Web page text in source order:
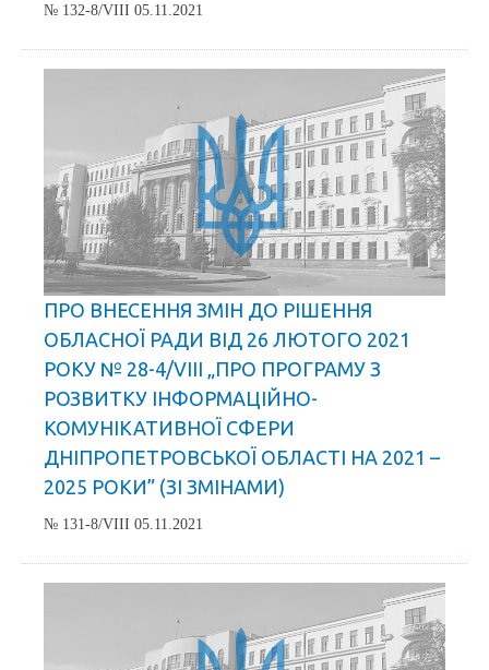
№ 132-8/VIII 05.11.2021
ПРО ВНЕСЕННЯ ЗМІН ДО РІШЕННЯ
ОБЛАСНОЇ РАДИ ВІД 26 ЛЮТОГО 2021
РОКУ № 28-4/VIII „ПРО ПРОГРАМУ З
РОЗВИТКУ ІНФОРМАЦІЙНО-
КОМУНІКАТИВНОЇ СФЕРИ
ДНІПРОПЕТРОВСЬКОЇ ОБЛАСТІ НА 2021 –
2025 РОКИ” (ЗІ ЗМІНАМИ)
№ 131-8/VIII 05.11.2021